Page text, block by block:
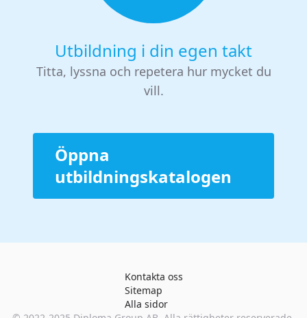
Utbildning i din egen takt
Titta, lyssna och repetera hur mycket du
vill.
Öppna
utbildningskatalogen
Kontakta oss
Sitemap
Alla sidor